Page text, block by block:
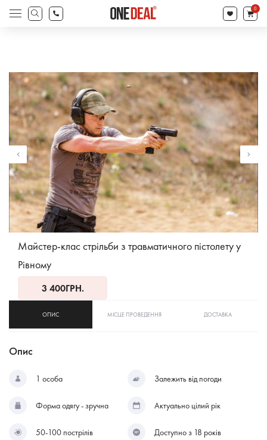
search
Products
search
0
Майстер-клас стрільби з травматичного пістолету у
Рівному
3 400ГРН.
ОПИС МІСЦЕ ПРОВЕДЕННЯ ДОСТАВКА
Опис
1 особа Залежить від погоди
Форма одягу - зручна Актуально цілий рік
50-100 пострілів Доступно з 18 років